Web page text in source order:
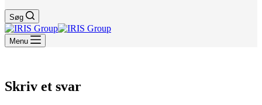
Søg
Menu
Skriv et svar